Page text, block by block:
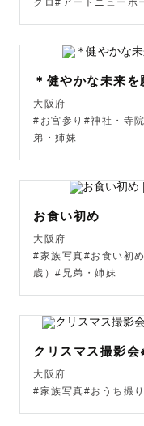
お絵描きが大好きで
食べることと戦隊モ
戦い続けている2歳の
毎日てんやわんやで
バタしすぎて記憶の
お子様との撮影で心
【私も全力で遊び、
小さいお子様だと特
(せっかく公園に来た
(あっちに行きたいの
…なんて気持ちにな
クロ#アートニューボ
＊健やかな未来を
大阪府
#お宮参り#神社・寺
弟・姉妹
お食い初め
大阪府
#家族写真#お食い初
歳）#兄弟・姉妹
クリスマス撮影会
大阪府
#家族写真#おうち撮